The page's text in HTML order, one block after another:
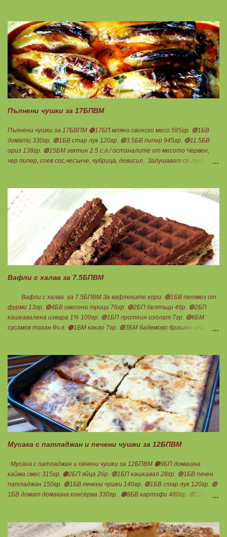
приготвяне на всякакви плодови кремчета, крем за торти, за всякакви
разядки и салати... Ако изварата е обезмаслена можете да удвоявате
мазнините. Ако не е, броите като нискомаслен продукт. Можете да
си приготвите по- голямо количество и да съхранявате в хладилник
за няколко дни. Част от моята закуска днес, беше това вкусно
кремче... 🟢1БП извара 50гр. 🟢1БВ череши 8бр. 🟠1БМ орех 1бр.
Ванилия Нека да ни е вкусно заедно! Люси
Пълнени чушки за 17БПВМ
Пълнени чушки за 17БВПМ 🟠17БП мляно свинско месо 595гр. 🟢1БВ
домати 330гр. 🟢1БВ стар лук 120гр. 🟢3.5БВ пипер 945гр. 🔴11.5БВ
ориз 138гр. 🟢15БМ зехтин 2.5 с.л./ останалите от месото Червен,
чер пипер, соев сос,чесънче, чубрица, девисил. Задушават се лука и
чаша вода. Готви се на слаб огън докато изври водата. Овкусява се с
останалите подправки и се пълня пиперките. Подреждат се в тава,
добавят се доматите, вода до средата на чушките и се пече до
готовност. В купичка се разбиват по 3 с.л кисело и прясно мляко,
които се добавят след като се извади гозбата от фурната.
Претегля се общото количество , разделя се на 17 и се определя за
1БПВМ. Предварително трябва да сте определили теглото на
тавата, в която се готвят чушките. Нека да ни е вкусно заедно!
Вафли с халва за 7.5БПВМ
Вафли с халва за 7.5БПВМ За вафлените кори: 🔴1БВ петмез от
фурми 13гр. 🟢4БВ овесени трици 76гр. 🟢2БП белтъци 4бр. 🟢2БП
кашкавалена извара 1% 100гр. 🟢1БП протеин изолат 7гр. 🟢6БМ
сусамов тахан 6ч.л. 🟠1БМ какао 7гр. 🟢3БМ бадемово брашно или
Мазнините са удвоени заради изварата, протеина и белтъците! 👉
Начин на приготвяне на вафлените кори: Всичко се смесва заедно и се
изчаква триците да набъбнат. Сместа става гъста, разпределя се
на две равни части. Пече се в гофретник, на степен 2 - 3- 4 от 5.
Получават се плътни кори, без да лепнат и изварата не се усеща.
Трябва да се изпекат добре. След като се охладят се втвърдяват.
Ако покритието на гофретника е добро, не се притеснявайте да
печете, няма да залепне нищо. 👉Начин на приготвяне на
Мусака с патладжан и печени чушки за 12БПВМ
Мусака с патладжан и печени чушки за 12БПВМ 🟠9БП домашна
кайма смес 315гр. 🟠2БП яйца 2бр. 🔴1БП кашкавал 28гр. 🟢1БВ печен
патладжан 150гр. 🟢1БВ печени чушки 140гр. 🟢1БВ стар лук 120гр. 🟢
1БВ домат домашна консерва 330гр. 🟠8БВ картофи 480гр. 🟢11БМ
кайма, може изобщо да не добавяте мазнини... Каймата се задушава с
лука и картофите. Всичко останало с3 нарязва и добавя към сместа.